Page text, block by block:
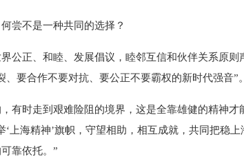
不是一种共同的选择？
正、和睦、发展倡议，睦邻互信和伙伴关系原则
要合作不要对抗、要公正不要霸权的新时代强音”。
时走到艰难险阻的境界，这是全靠雄健的精神才
‘上海精神’旗帜，守望相助，相互成就，共同把稳
靠依托。”